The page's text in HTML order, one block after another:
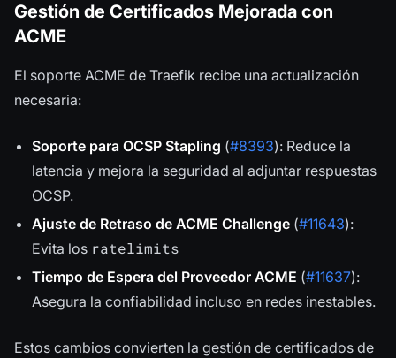
Gestión de Certificados Mejorada con
ACME
El soporte ACME de Traefik recibe una actualización
necesaria:
Soporte para OCSP Stapling (#8393): Reduce la
latencia y mejora la seguridad al adjuntar respuestas
OCSP.
Ajuste de Retraso de ACME Challenge (#11643):
Evita los ratelimits
Tiempo de Espera del Proveedor ACME (#11637):
Asegura la confiabilidad incluso en redes inestables.
Estos cambios convierten la gestión de certificados de